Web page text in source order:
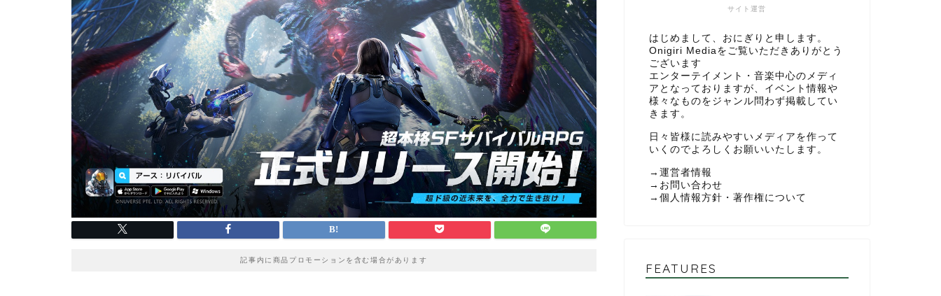
記事内に商品プロモーションを含む場合があります
サイト運営
はじめまして、おにぎりと申します。
Onigiri Mediaをご覧いただきありがとう
ございます
エンターテイメント・音楽中心のメディ
アとなっておりますが、イベント情報や
様々なものをジャンル問わず掲載してい
きます。
日々皆様に読みやすいメディアを作って
いくのでよろしくお願いいたします。
→ 運営者情報
→ お問い合わせ
→ 個人情報方針・著作権について
FEATURES